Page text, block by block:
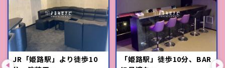
JR「姫路駅」より徒歩10
「姫路駅」徒歩10分、BAR